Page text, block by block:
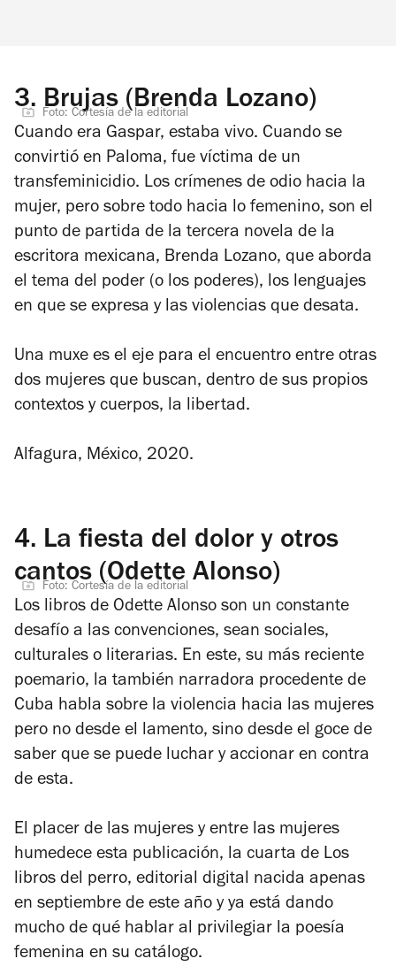
3. Brujas (Brenda Lozano)
Foto: Cortesía de la editorial
Cuando era Gaspar, estaba vivo. Cuando se
convirtió en Paloma, fue víctima de un
transfeminicidio. Los crímenes de odio hacia la
mujer, pero sobre todo hacia lo femenino, son el
punto de partida de la tercera novela de la
escritora mexicana, Brenda Lozano, que aborda
el tema del poder (o los poderes), los lenguajes
en que se expresa y las violencias que desata.
Una muxe es el eje para el encuentro entre otras
dos mujeres que buscan, dentro de sus propios
contextos y cuerpos, la libertad.
Alfagura, México, 2020.
4. La fiesta del dolor y otros
cantos (Odette Alonso)
Foto: Cortesía de la editorial
Los libros de Odette Alonso son un constante
desafío a las convenciones, sean sociales,
culturales o literarias. En este, su más reciente
poemario, la también narradora procedente de
Cuba habla sobre la violencia hacia las mujeres
pero no desde el lamento, sino desde el goce de
saber que se puede luchar y accionar en contra
de esta.
El placer de las mujeres y entre las mujeres
humedece esta publicación, la cuarta de Los
libros del perro, editorial digital nacida apenas
en septiembre de este año y ya está dando
mucho de qué hablar al privilegiar la poesía
femenina en su catálogo.